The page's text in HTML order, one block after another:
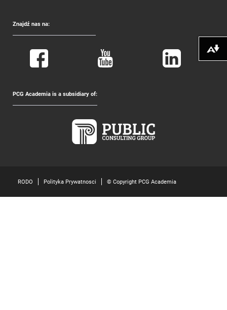
Znajdź nas na:
PCG Academia is a subsidiary of:
RODO Polityka Prywatnosci © Copyright PCG Academia
Pobierz